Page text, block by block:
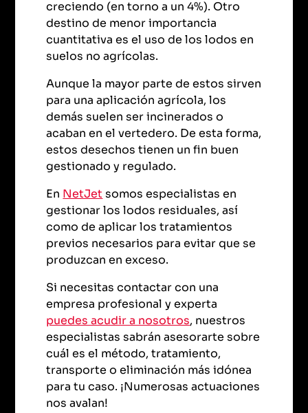
creciendo (en torno a un 4%). Otro
destino de menor importancia
cuantitativa es el uso de los lodos en
suelos no agrícolas.
Aunque la mayor parte de estos sirven
para una aplicación agrícola, los
demás suelen ser incinerados o
acaban en el vertedero. De esta forma,
estos desechos tienen un fin buen
gestionado y regulado.
En NetJetsomos especialistas en
gestionar los lodos residuales, así
como de aplicar los tratamientos
previos necesarios para evitar que se
produzcan en exceso.
Si necesitas contactar con una
empresa profesional y experta
puedes acudir a nosotros, nuestros
especialistas sabrán asesorarte sobre
cuál es el método, tratamiento,
transporte o eliminación más idónea
para tu caso. ¡Numerosas actuaciones
nos avalan!